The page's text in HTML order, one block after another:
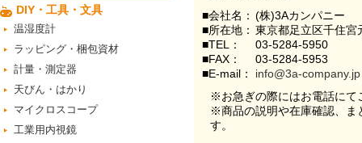
DIY・工具・文具
温湿度計
ラッピング・梱包資材
計量・測定器
天びん・はかり
マイクロスコープ
工業用内視鏡
■会社名： (株)3Aカンパニー
■所在地： 東京都足立区千住
■TEL：
03-5284-5950
■FAX：
03-5284-5953
■E-mail：
info@3a-company.jp
※お急ぎの際にはお電話にて
※商品の説明や在庫確認、ま
す。